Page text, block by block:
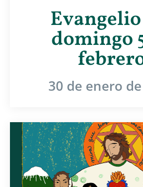
domingo
30 de enero